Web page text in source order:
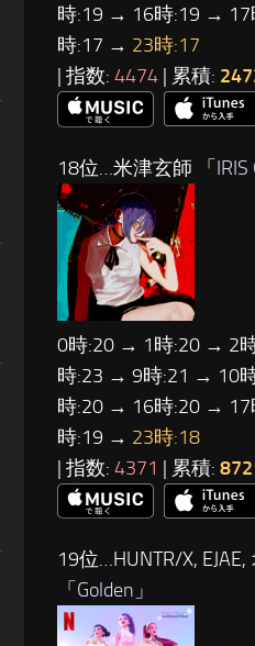
時:19 → 16時:19 →
時:17 → 23時:17
| 指数: 4474 | 累積:
18位…米津玄師 「IRIS
0時:20 → 1時:20 → 2
時:23 → 9時:21 → 10
時:20 → 16時:20 →
時:19 → 23時:18
| 指数: 4371 | 累積:
19位…HUNTR/X,
「 Golden 」